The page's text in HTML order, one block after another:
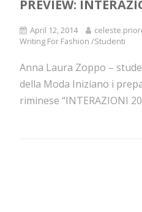
PREVIEW:
April 12, 2014
Writing For Fashion /Studenti
Anna Laura Zoppo –
della Moda Iniziano i
riminese “INTERAZIONI